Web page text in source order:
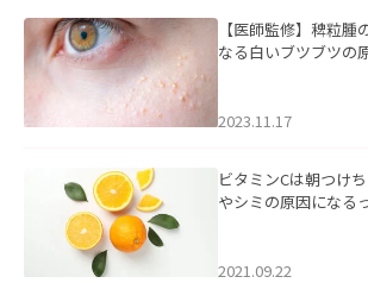
【医師監修】稗粒
なる白いブツブツの
2023.11.17
ビタミンCは朝つけ
やシミの原因になる
2021.09.22